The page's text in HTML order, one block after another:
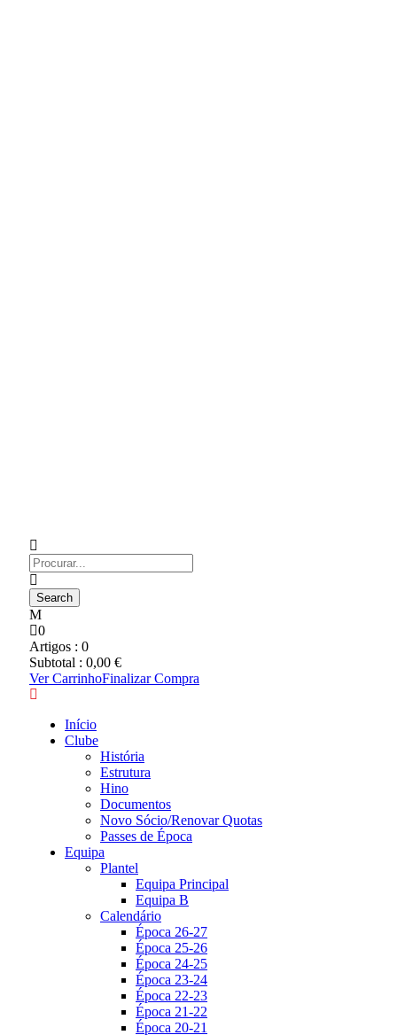
0
Artigos : 0
Subtotal : 0,00 €
Ver CarrinhoFinalizar Compra
Início
Clube
História
Estrutura
Hino
Documentos
Novo Sócio/Renovar Quotas
Passes de Época
Equipa
Plantel
Equipa Principal
Equipa B
Calendário
Época 26-27
Época 25-26
Época 24-25
Época 23-24
Época 22-23
Época 21-22
Época 20-21